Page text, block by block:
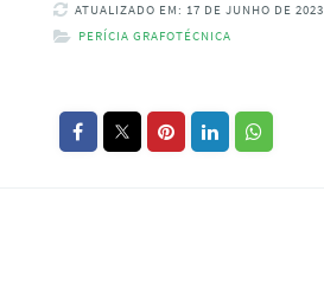
ATUALIZADO EM: 17 DE JUNHO DE 2023
PERÍCIA GRAFOTÉCNICA